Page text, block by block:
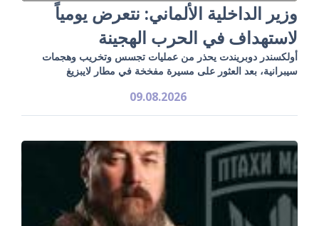
وزير الداخلية الألماني: نتعرض يومياً
لاستهداف في الحرب الهجينة
أولكسندر دوبريندت يحذر من عمليات تجسس وتخريب وهجمات
سيبرانية، بعد العثور على مسيرة مفخخة في مطار لايبزيغ
09.08.2026